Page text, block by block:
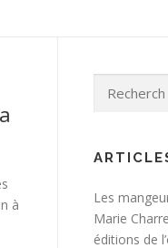
à
Les
Marie
éditions de